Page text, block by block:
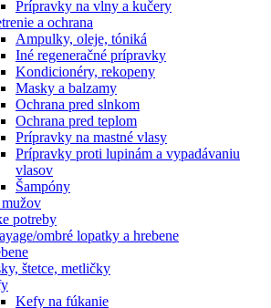
Prípravky na vlny a kučery
a ochrana
Ampulky, oleje, tóniká
Iné regeneračné prípravky
Kondicionéry, rekopeny
Masky a balzamy
Ochrana pred slnkom
Ochrana pred teplom
Prípravky na mastné vlasy
Prípravky proti lupinám a vypadávaniu
vlasov
Šampóny
mužov
potreby
ombré lopatky a hrebene
štetce, metličky
Kefy na fúkanie